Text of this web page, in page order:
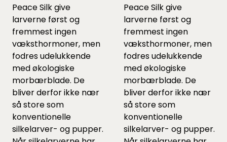
Peace Silk give
larverne først og
fremmest ingen
væksthormoner, men
fodres udelukkende
med økologiske
morbærblade. De
bliver derfor ikke nær
så store som
konventionelle
silkelarver- og pupper.
Peace Silk give
larverne først og
fremmest ingen
væksthormoner, men
fodres udelukkende
med økologiske
morbærblade. De
bliver derfor ikke nær
så store som
konventionelle
silkelarver- og pupper.